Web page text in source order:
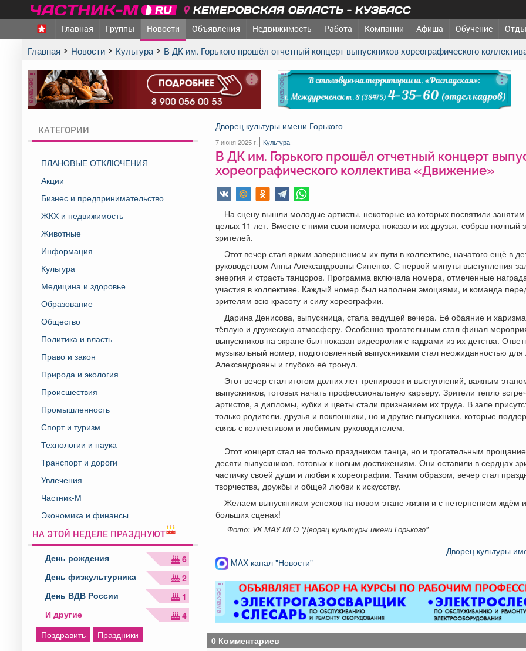
КЕМЕРОВСКАЯ ОБЛАСТЬ - КУЗБАСС
Главная Группы Новости Объявления Недвижимость Работа Компании Афиша Обучение
Главная Новости Культура В ДК им. Горького прошёл отчетный концерт выпускников хореографического
реклама реклама
КАТЕГОРИИ
ПЛАНОВЫЕ ОТКЛЮЧЕНИЯ
Акции
Бизнес и предпринимательство
ЖКХ и недвижимость
Животные
Информация
Культура
Медицина и здоровье
Образование
Общество
Политика и власть
Право и закон
Природа и экология
Происшествия
Промышленность
Спорт и туризм
Технологии и наука
Транспорт и дороги
Увлечения
Частник-М
Экономика и финансы
НА ЭТОЙ НЕДЕЛЕ ПРАЗДНУЮТ
День рождения
6
День физкультурника
2
День ВДВ России
1
И другие
4
Поздравить
Праздники
Дворец культуры имени Горького
7 июня 2025 г. Культура
В ДК им. Горького прошёл отчетный концерт
хореографического коллектива «Движение»
На сцену вышли молодые артисты, некоторые из которых посвятили
целых 11 лет. Вместе с ними свои номера показали их друзья, собрав полный
зрителей.
Этот вечер стал ярким завершением их пути в коллективе, начатого ещё в
руководством Анны Александровны Синенко. С первой минуты выступления
энергия и страсть танцоров. Программа включала номера, отмеченные
участия в коллективе. Каждый номер был наполнен эмоциями, и команда
зрителям всю красоту и силу хореографии.
Дарина Денисова, выпускница, стала ведущей вечера. Её обаяние и
тёплую и дружескую атмосферу. Особенно трогательным стал финал
выпускников на экране был показан видеоролик с кадрами из их детства.
музыкальный номер, подготовленный выпускниками стал неожиданностью
Александровны и глубоко её тронул.
Этот вечер стал итогом долгих лет тренировок и выступлений, важным
выпускников, готовых начать профессиональную карьеру. Зрители тепло
артистов, а дипломы, кубки и цветы стали признанием их труда. В зале
только родители, друзья и поклонники, но и другие выпускники, которые
связь с коллективом и любимым руководителем.
Этот концерт стал не только праздником танца, но и трогательным
десяти выпускников, готовых к новым достижениям. Они оставили в сердцах
частичку своей души и любви к хореографии. Таким образом, вечер стал
творчества, дружбы и общей любви к искусству.
Желаем выпускникам успехов на новом этапе жизни и с нетерпением ждём
больших сценах!
Фото: VK МАУ МГО "Дворец культуры имени Горького"
Дворец культуры
MAX-канал "Новости"
реклама
0 Комментариев